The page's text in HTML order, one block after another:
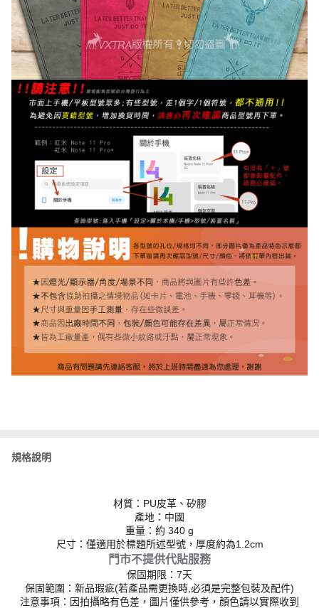
規格說明
材質：PU皮革、矽膠
產地：中國
重量：約 340 g
尺寸：僅適用於標題所述型號，厚度約為1.2cm
門市不提供代貼服務
保固期限：7天
保固範圍：新品瑕疵(若產品需更換時,必須是完整包裝及配件)
注意事項：因拍攝略有色差，圖片僅供參考，顏色請以實際收到